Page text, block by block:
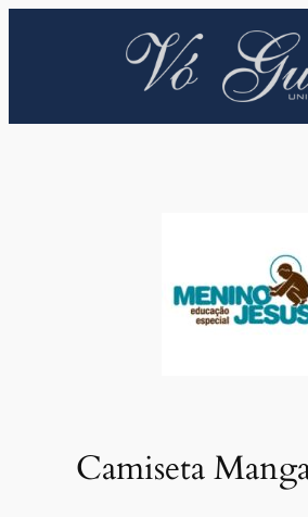
Camiseta